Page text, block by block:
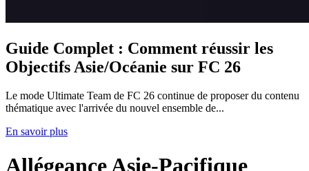
Guide Complet : Comment réussir les
Objectifs Asie/Océanie sur FC 26
Le mode Ultimate Team de FC 26 continue de proposer du contenu
thématique avec l'arrivée du nouvel ensemble de...
En savoir plus
Allégeance Asie-Pacifique